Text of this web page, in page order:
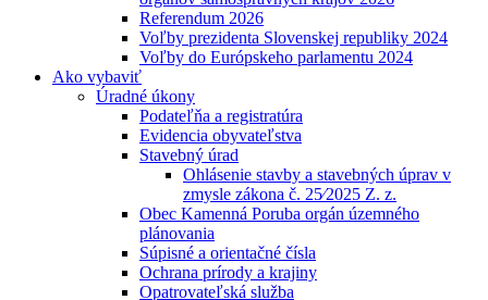
Referendum 2026
Voľby prezidenta Slovenskej republiky 2024
Voľby do Európskeho parlamentu 2024
Ako vybaviť
Úradné úkony
Podateľňa a registratúra
Evidencia obyvateľstva
Stavebný úrad
Ohlásenie stavby a stavebných úprav v
zmysle zákona č. 25⁄2025 Z. z.
Obec Kamenná Poruba orgán územného
plánovania
Súpisné a orientačné čísla
Ochrana prírody a krajiny
Opatrovateľská služba